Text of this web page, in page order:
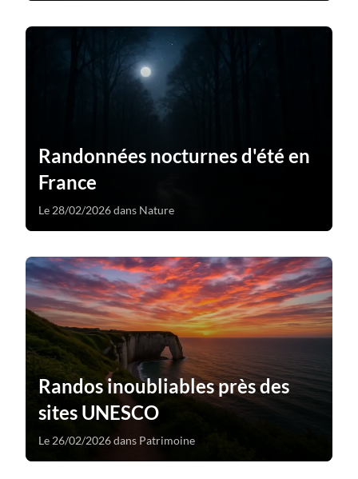
Randonnées nocturnes d'été en
France
Le 28/02/2026 dans Nature
Randos inoubliables près des
sites UNESCO
Le 26/02/2026 dans Patrimoine